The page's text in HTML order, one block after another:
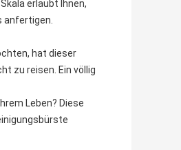
erlaubt Ihnen,
anfertigen.
hat dieser
zu reisen. Ein völlig
Leben? Diese